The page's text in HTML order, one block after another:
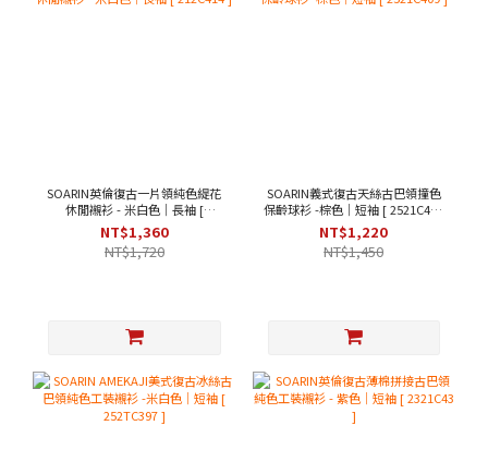
SOARIN英倫復古一片領純色緹花
休閒襯衫 - 米白色｜長袖 [
212C414 ]
NT$1,360
NT$1,720
SOARIN義式復古天絲古巴領撞色
保齡球衫 -棕色｜短袖 [ 2521C409
]
NT$1,220
NT$1,450